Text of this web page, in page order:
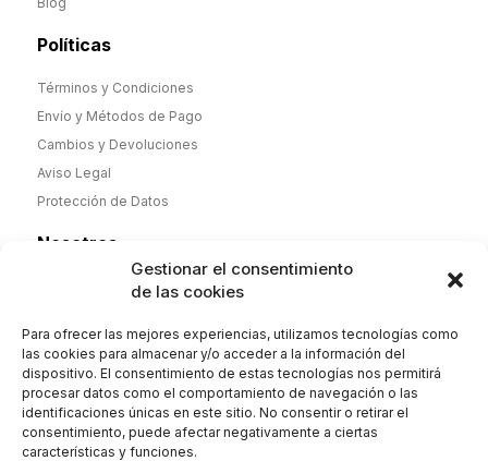
Gestionar el consentimiento
de las cookies
Para ofrecer las mejores experiencias, utilizamos tecnologías como
las cookies para almacenar y/o acceder a la información del
dispositivo. El consentimiento de estas tecnologías nos permitirá
procesar datos como el comportamiento de navegación o las
identificaciones únicas en este sitio. No consentir o retirar el
consentimiento, puede afectar negativamente a ciertas
características y funciones.
Políticas
Términos y Condiciones
Envío y Métodos de Pago
Cambios y Devoluciones
Aviso Legal
Protección de Datos
Nosotros
Desde noviembre de 2025 nueva dirección y nueva etapa,
100% algodón de fabricación española y complementos.
Envío 2-4 días. Orgullosos de nuestra historia
Contáctanos